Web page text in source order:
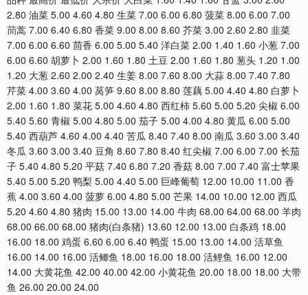
2.80 油菜 5.00 4.60 4.80 生菜 7.00 6.00 6.80 菠菜 8.00 6.00 7.00
茼蒿 7.00 6.40 6.80 香菜 9.00 8.00 8.60 芥菜 3.00 2.60 2.80 韭菜
7.00 6.00 6.60 茴香 6.00 5.00 5.40 洋白菜 2.00 1.40 1.60 小葱 7.00
6.00 6.60 胡萝卜 2.00 1.60 1.80 土豆 2.00 1.60 1.80 葱头 1.20 1.00
1.20 大葱 2.60 2.00 2.40 生姜 8.00 7.60 8.00 大蒜 8.00 7.40 7.80
芹菜 4.00 3.60 4.00 莴笋 9.60 8.00 8.80 莲藕 5.00 4.40 4.80 白萝卜
2.00 1.60 1.80 菜花 5.00 4.60 4.80 西红柿 5.60 5.00 5.20 尖椒 6.00
5.40 5.60 青椒 5.00 4.80 5.00 茄子 5.00 4.00 4.80 黄瓜 6.00 5.00
5.40 西葫芦 4.60 4.00 4.40 苦瓜 8.40 7.40 8.00 南瓜 3.60 3.00 3.40
冬瓜 3.60 3.00 3.40 豆角 8.60 7.80 8.40 红尖椒 7.00 6.00 7.00 长茄
子 5.40 4.80 5.20 平菇 7.40 6.80 7.20 香菇 8.00 7.00 7.40 富士苹果
5.40 5.00 5.20 鸭梨 5.00 4.40 5.00 巨峰葡萄 12.00 10.00 11.00 香
蕉 4.00 3.60 4.00 菠萝 6.00 4.80 5.00 芒果 14.00 10.00 12.00 西瓜
5.20 4.60 4.80 猪肉 15.00 13.00 14.00 牛肉 68.00 64.00 68.00 羊肉
68.00 66.00 68.00 猪肉(白条猪) 13.60 12.00 13.00 白条鸡 18.00
16.00 18.00 鸡蛋 6.60 6.00 6.40 鸭蛋 15.00 13.00 14.00 活草鱼
16.00 14.00 16.00 活鲫鱼 18.00 16.00 18.00 活鲤鱼 16.00 12.00
14.00 大黄花鱼 42.00 40.00 42.00 小黄花鱼 20.00 18.00 18.00 大带
鱼 26.00 20.00 24.00